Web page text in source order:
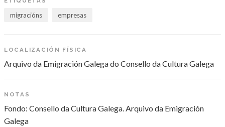
migracións empresas
LOCALIZACIÓN FÍSICA
Arquivo da Emigración Galega do Consello da Cultura Galega
NOTAS
Fondo: Consello da Cultura Galega. Arquivo da Emigración
Galega